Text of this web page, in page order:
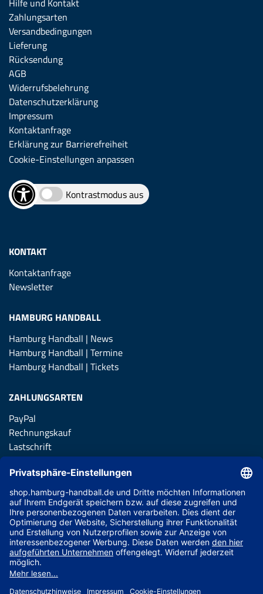
Zahlungsarten
Versandbedingungen
Lieferung
Rücksendung
AGB
Widerrufsbelehrung
Datenschutzerklärung
Impressum
Kontaktanfrage
Erklärung zur Barrierefreiheit
Cookie-Einstellungen anpassen
Kontrastmodus aus
KONTAKT
Kontaktanfrage
Newsletter
HAMBURG HANDBALL
Hamburg Handball | News
Hamburg Handball | Termine
Hamburg Handball | Tickets
ZAHLUNGSARTEN
PayPal
Rechnungskauf
Lastschrift
Kreditkarte
Apple Pay
Vorkasse
ABONNIERE JETZT DEN KOSTENLOSEN HSVH FANSHOP
NEWSLETTER UND VERPASSE KEINE NEUIGKEIT ODER
AKTION MEHR.
JETZT ANMELDEN